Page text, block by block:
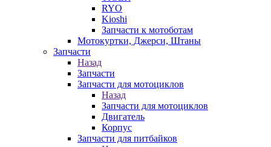
RYO
Kioshi
Запчасти к мотоботам
Мотокуртки, Джерси, Штаны
Запчасти
Назад
Запчасти
Запчасти для мотоциклов
Назад
Запчасти для мотоциклов
Двигатель
Корпус
Запчасти для питбайков